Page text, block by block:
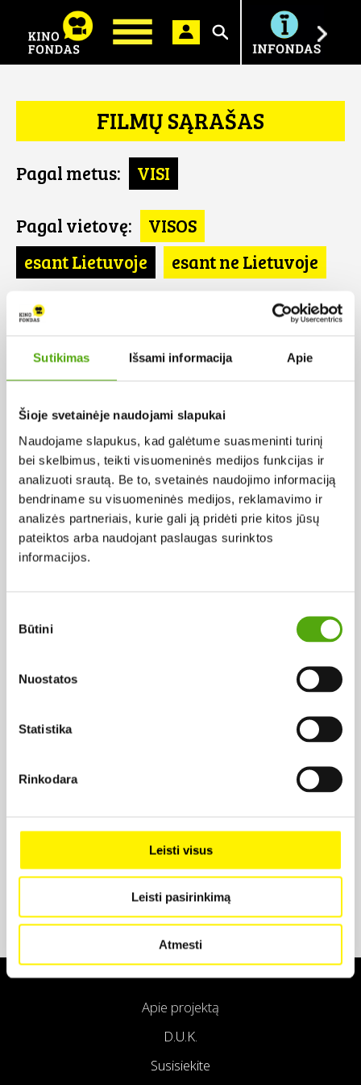
Sutikimas Išsami informacija Apie
Šioje svetainėje naudojami slapukai
Naudojame slapukus, kad galėtume suasmeninti turinį
bei skelbimus, teikti visuomeninės medijos funkcijas ir
analizuoti srautą. Be to, svetainės naudojimo informaciją
bendriname su visuomeninės medijos, reklamavimo ir
analizės partneriais, kurie gali ją pridėti prie kitos jūsų
pateiktos arba naudojant paslaugas surinktos
informacijos.
pasirinkimas
Būtini
Nuostatos
Statistika
Rinkodara
Leisti visus
Leisti pasirinkimą
Atmesti
Ieškoti
FILMŲ SĄRAŠAS
Pagal metus: VISI
Pagal vietovę:
VISOS
esant Lietuvoje
esant ne Lietuvoje
Pagal šalį:
Pietų Afrika
Pagal abėcėlę:
Rezultatų nerasta...
Apie projektą
D.U.K.
Susisiekite